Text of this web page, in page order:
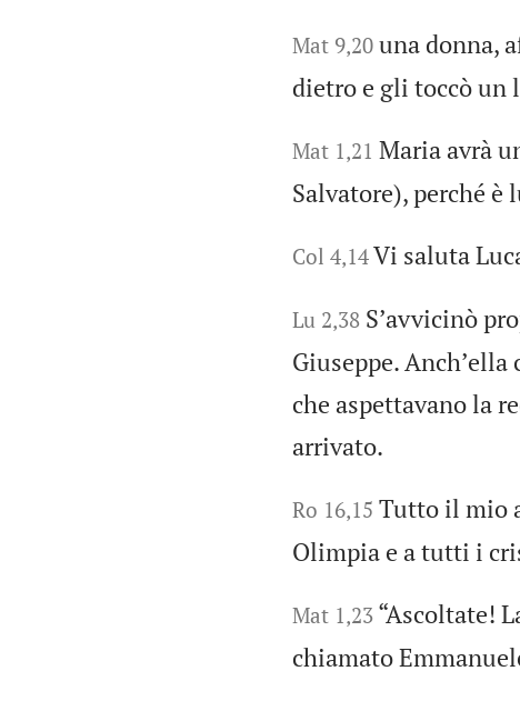
Mat 9,20 una donna,
dietro e gli toccò un
Mat 1,21 Maria avrà
Salvatore), perché è
Col 4,14Vi saluta
Lu 2,38 Sʼavvicinò
Giuseppe.
che aspettavano la
arrivato.
Ro 16,15 Tutto il mio
Olimpia e a tutti i
Mat 1,23 “Ascoltate!
chiamato